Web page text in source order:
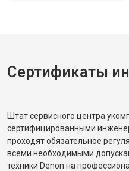
Сертификаты
Штат сервисного центра
сертифицированными
проходят обязательное
всеми необходимыми
техники Denon на